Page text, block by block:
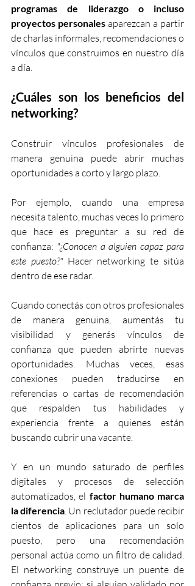
programas de liderazgo o incluso
proyectos personales aparezcan a partir
de charlas informales, recomendaciones o
vínculos que construimos en nuestro día
a día.
¿Cuáles son los beneficios del
networking?
Construir vínculos profesionales de
manera genuina puede abrir muchas
oportunidades a corto y largo plazo.
Por ejemplo, cuando una empresa
necesita talento, muchas veces lo primero
que hace es preguntar a su red de
confianza: "¿Conocen a alguien capaz para
este puesto?" Hacer networking te sitúa
dentro de ese radar.
Cuando conectás con otros profesionales
de manera genuina, aumentás tu
visibilidad y generás vínculos de
confianza que pueden abrirte nuevas
oportunidades. Muchas veces, esas
conexiones pueden traducirse en
referencias o cartas de recomendación
que respalden tus habilidades y
experiencia frente a quienes están
buscando cubrir una vacante.
Y en un mundo saturado de perfiles
digitales y procesos de selección
automatizados, el factor humano marca
la diferencia . Un reclutador puede recibir
cientos de aplicaciones para un solo
puesto, pero una recomendación
personal actúa como un filtro de calidad.
El networking construye un puente de